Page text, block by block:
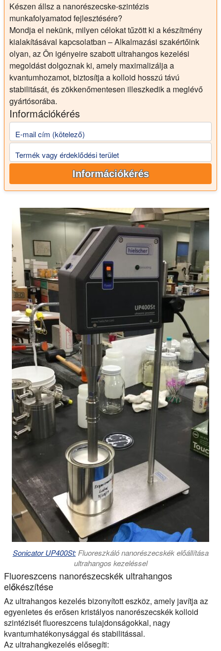
Készen állsz a nanorészecske-szintézis
munkafolyamatod fejlesztésére?
Mondja el nekünk, milyen célokat tűzött ki a készítmény
kialakításával kapcsolatban – Alkalmazási szakértőink
olyan, az Ön igényeire szabott ultrahangos kezelési
megoldást dolgoznak ki, amely maximalizálja a
kvantumhozamot, biztosítja a kolloid hosszú távú
stabilitását, és zökkenőmentesen illeszkedik a meglévő
gyártósorába.
Információkérés
E-mail cím (kötelező)
Termék vagy érdeklődési terület
Információkérés
Sonicator UP400St:Fluoreszkáló nanorészecskék előállítása
ultrahangos kezeléssel
Fluoreszcens nanorészecskék ultrahangos
előkészítése
Az ultrahangos kezelés bizonyított eszköz, amely javítja az
egyenletes és erősen kristályos nanorészecskék kolloid
szintézisét fluoreszcens tulajdonságokkal, nagy
kvantumhatékonysággal és stabilitással.
Az ultrahangkezelés elősegíti: